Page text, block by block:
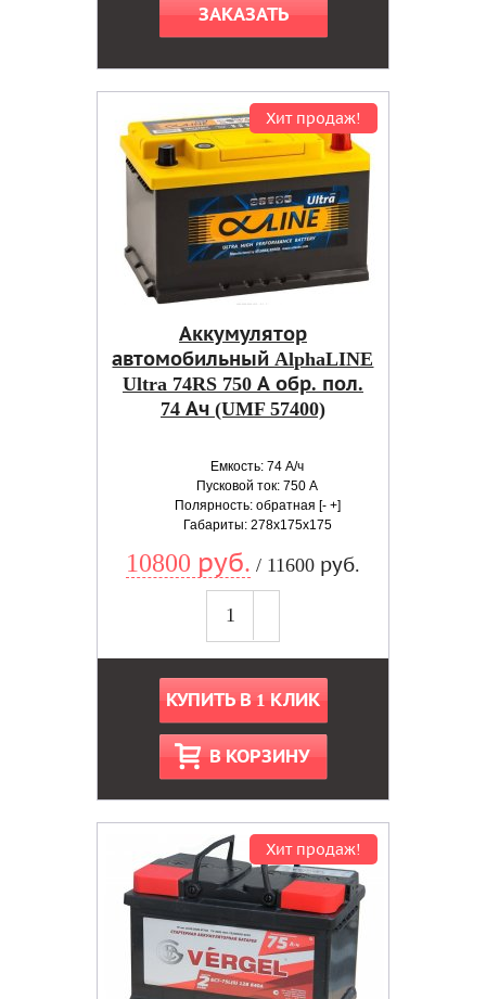
ЗАКАЗАТЬ
Хит продаж!
Аккумулятор
автомобильный AlphaLINE
Ultra 74RS 750 А обр. пол.
74 Ач (UMF 57400)
Емкость: 74 А/ч
Пусковой ток: 750 А
Полярность: обратная [- +]
Габариты: 278x175x175
10800 руб. / 11600 руб.
КУПИТЬ В 1 КЛИК
В КОРЗИНУ
Хит продаж!